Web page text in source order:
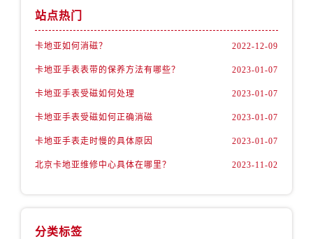
站点热门
卡地亚如何消磁？ 2022-12-09
卡地亚手表表带的保养方法有哪些？ 2023-01-07
卡地亚手表受磁如何处理 2023-01-07
卡地亚手表受磁如何正确消磁 2023-01-07
卡地亚手表走时慢的具体原因 2023-01-07
北京卡地亚维修中心具体在哪里？ 2023-11-02
分类标签